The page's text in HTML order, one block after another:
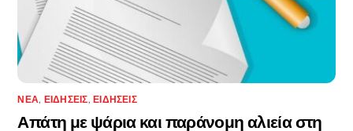
ΝΈΑ, ΕΙΔΉΣΕΙΣ, ΕΙΔΉΣΕΙΣ
Απάτη με ψάρια και παράνομη αλιεία στη